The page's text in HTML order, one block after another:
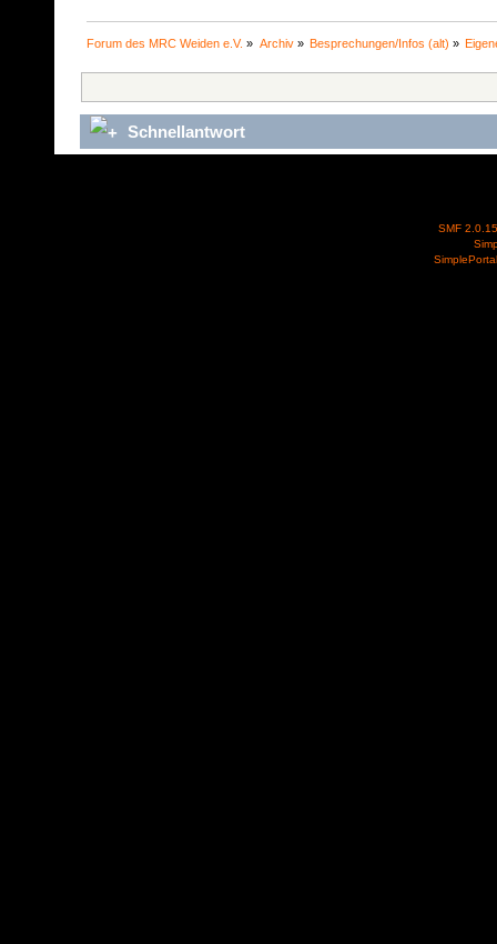
Forum des MRC Weiden e.V. » Archiv» Besprechungen/Infos (alt) »
Schnellantwort
SMF 2.0.15